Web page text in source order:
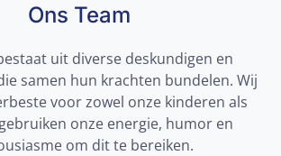
Ons Team
uit diverse deskundigen en
samen hun krachten bundelen. Wij
voor zowel onze kinderen als
onze energie, humor en
om dit te bereiken.